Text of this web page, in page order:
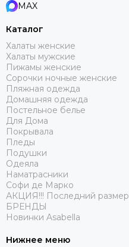
MAX
Каталог
Халаты женские
Халаты мужские
Пижамы женские
Сорочки ночные женские
Пляжная одежда
Домашняя одежда
Постельное белье
Для Дома
Покрывала
Пледы
Подушки
Одеяла
Наматрасники
Софи де Марко
АКЦИЯ!!! Последний размер
БРЕНДЫ
Новинки Asabella
Нижнее меню